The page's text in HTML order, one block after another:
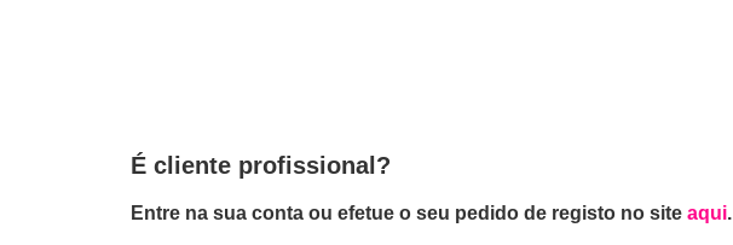
É cliente profissional?
Entre na sua conta ou efetue o seu pedido de registo no site aqui.